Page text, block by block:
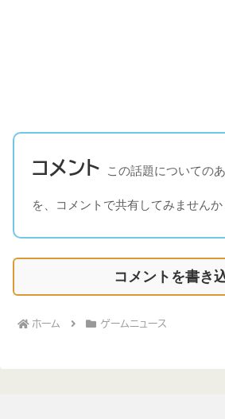
コメント この話題についての
を、コメントで共有してみませんか
コメントを書き
ホーム ゲームニュース